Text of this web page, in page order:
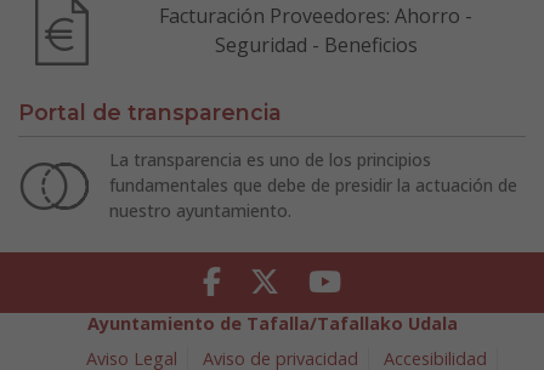
Facturación Proveedores: Ahorro -
Seguridad - Beneficios
Portal de transparencia
La transparencia es uno de los principios
fundamentales que debe de presidir la actuación de
nuestro ayuntamiento.
Facebook Twitter Youtube
Ayuntamiento de Tafalla/Tafallako Udala
Aviso Legal
Aviso de privacidad Accesibilidad